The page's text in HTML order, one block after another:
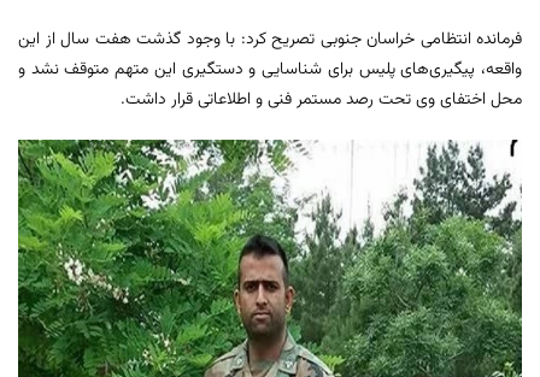
فرمانده انتظامی خراسان جنوبی تصریح کرد: با وجود گذشت هفت سال از این
واقعه، پیگیری‌های پلیس برای شناسایی و دستگیری این متهم متوقف نشد و
محل اختفای وی تحت رصد مستمر فنی و اطلاعاتی قرار داشت.